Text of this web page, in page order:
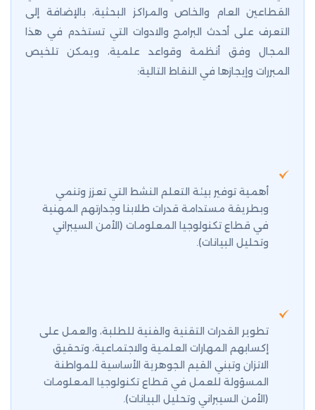
القطاعين العام والخاص والمراكز البحثية، بالإضافة إلى
التعرف على أحدث البرامج والادوات التي تستخدم في هذا
المجال وفق أنظمة وقواعد علمية، ويمكن تلخيص
المبررات وإيجازها في النقاط التالية:
أهمية توفير بيئة التعلم النشط التي تعزز وتنمي
وبطريقة مستدامة قدرات طلابنا وجدارتهم المهنية
في قطاع تكنولوجيا المعلومات (الأمن السيبراني
وتحليل البيانات).
تطوير القدرات التقنية والفنية للطلبة، والعمل على
إكسابهم المهارات العلمية والاجتماعية، وتحقيق
الاتزان وتبني القيم الجوهرية الأساسية للمواطنة
المسؤولة للعمل في قطاع تكنولوجيا المعلومات
(الأمن السيبراني وتحليل البيانات).